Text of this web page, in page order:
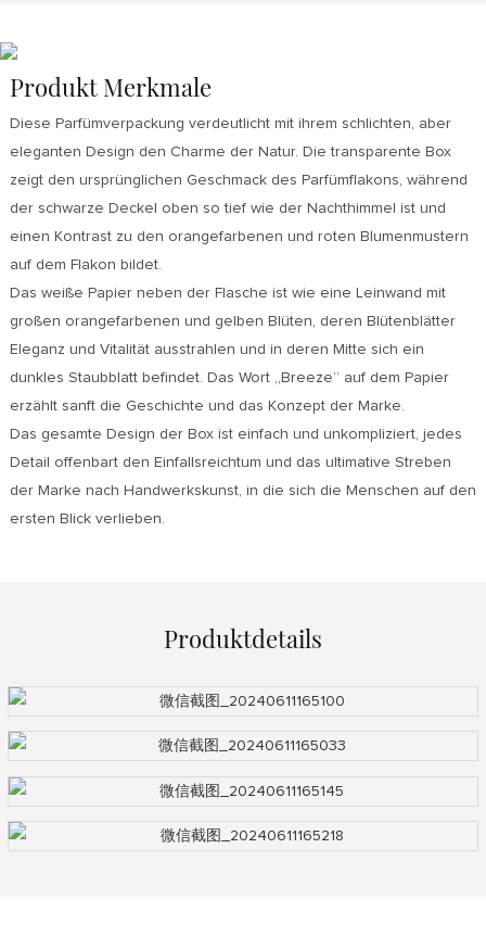
Produkt Merkmale
Diese Parfümverpackung verdeutlicht mit ihrem schlichten, aber
eleganten Design den Charme der Natur. Die transparente Box
zeigt den ursprünglichen Geschmack des Parfümflakons, während
der schwarze Deckel oben so tief wie der Nachthimmel ist und
einen Kontrast zu den orangefarbenen und roten Blumenmustern
auf dem Flakon bildet.
Das weiße Papier neben der Flasche ist wie eine Leinwand mit
großen orangefarbenen und gelben Blüten, deren Blütenblätter
Eleganz und Vitalität ausstrahlen und in deren Mitte sich ein
dunkles Staubblatt befindet. Das Wort „Breeze“ auf dem Papier
erzählt sanft die Geschichte und das Konzept der Marke.
Das gesamte Design der Box ist einfach und unkompliziert, jedes
Detail offenbart den Einfallsreichtum und das ultimative Streben
der Marke nach Handwerkskunst, in die sich die Menschen auf den
ersten Blick verlieben.
Produktdetails